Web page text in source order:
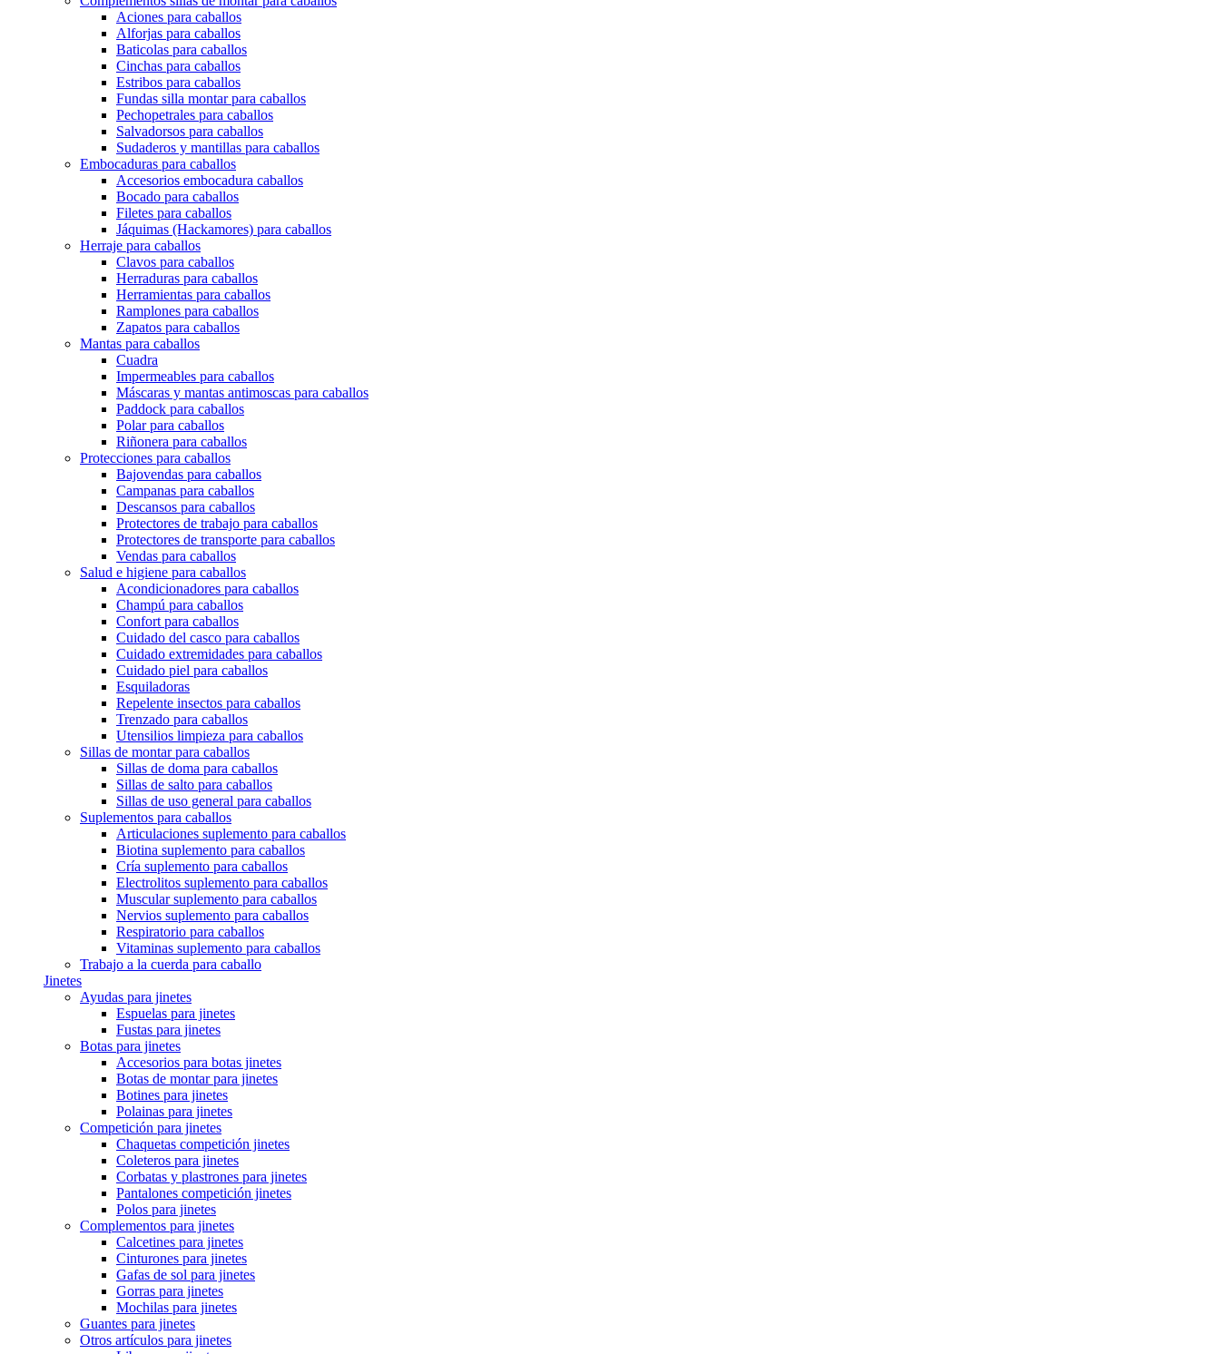
Aciones para caballos
Alforjas para caballos
Baticolas para caballos
Cinchas para caballos
Estribos para caballos
Fundas silla montar para caballos
Pechopetrales para caballos
Salvadorsos para caballos
Sudaderos y mantillas para caballos
Embocaduras para caballos
Accesorios embocadura caballos
Bocado para caballos
Filetes para caballos
Jáquimas (Hackamores) para caballos
Herraje para caballos
Clavos para caballos
Herraduras para caballos
Herramientas para caballos
Ramplones para caballos
Zapatos para caballos
Mantas para caballos
Cuadra
Impermeables para caballos
Máscaras y mantas antimoscas para caballos
Paddock para caballos
Polar para caballos
Riñonera para caballos
Protecciones para caballos
Bajovendas para caballos
Campanas para caballos
Descansos para caballos
Protectores de trabajo para caballos
Protectores de transporte para caballos
Vendas para caballos
Salud e higiene para caballos
Acondicionadores para caballos
Champú para caballos
Confort para caballos
Cuidado del casco para caballos
Cuidado extremidades para caballos
Cuidado piel para caballos
Esquiladoras
Repelente insectos para caballos
Trenzado para caballos
Utensilios limpieza para caballos
Sillas de montar para caballos
Sillas de doma para caballos
Sillas de salto para caballos
Sillas de uso general para caballos
Suplementos para caballos
Articulaciones suplemento para caballos
Biotina suplemento para caballos
Cría suplemento para caballos
Electrolitos suplemento para caballos
Muscular suplemento para caballos
Nervios suplemento para caballos
Respiratorio para caballos
Vitaminas suplemento para caballos
Trabajo a la cuerda para caballo
Jinetes
Ayudas para jinetes
Espuelas para jinetes
Fustas para jinetes
Botas para jinetes
Accesorios para botas jinetes
Botas de montar para jinetes
Botines para jinetes
Polainas para jinetes
Competición para jinetes
Chaquetas competición jinetes
Coleteros para jinetes
Corbatas y plastrones para jinetes
Pantalones competición jinetes
Polos para jinetes
Complementos para jinetes
Calcetines para jinetes
Cinturones para jinetes
Gafas de sol para jinetes
Gorras para jinetes
Mochilas para jinetes
Guantes para jinetes
Otros artículos para jinetes